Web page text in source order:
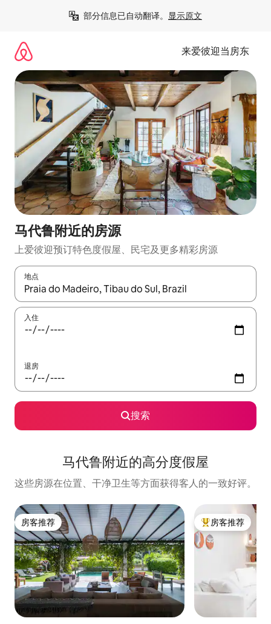
部分信息已自动翻译。 显示原文
来爱彼迎当房东
马代鲁附近的房源
上爱彼迎预订特色度假屋、民宅及更多精彩房源
地点
如有搜索结果，请使用上下方向键查看，或通过点击或滑动手势
入住
退房
搜索
马代鲁附近的高分度假屋
这些房源在位置、干净卫生等方面获得客人的一致好评。
房客推荐
房客推荐 热门「房客推荐」
房客推荐